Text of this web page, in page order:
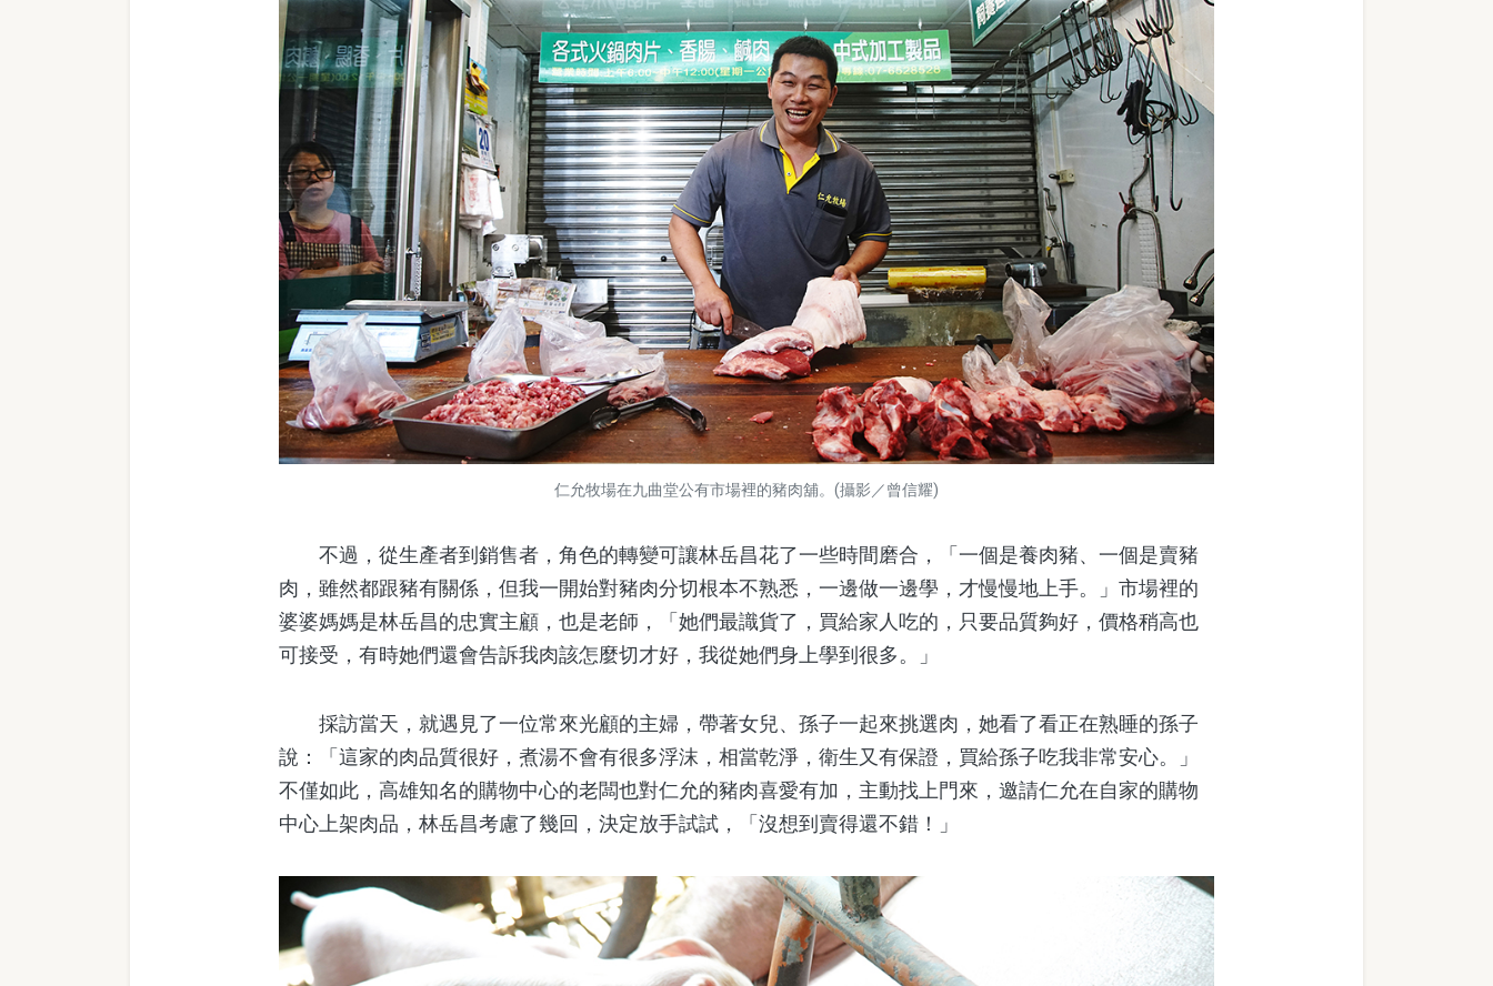
仁允牧場在九曲堂公有市場裡的豬肉舖。(攝影／曾信耀)
不過，從生產者到銷售者，角色的轉變可讓林岳昌花了一些時間磨合，「一個是養肉豬、一個是賣豬
肉，雖然都跟豬有關係，但我一開始對豬肉分切根本不熟悉，一邊做一邊學，才慢慢地上手。」市場裡的
婆婆媽媽是林岳昌的忠實主顧，也是老師，「她們最識貨了，買給家人吃的，只要品質夠好，價格稍高也
可接受，有時她們還會告訴我肉該怎麼切才好，我從她們身上學到很多。」
採訪當天，就遇見了一位常來光顧的主婦，帶著女兒、孫子一起來挑選肉，她看了看正在熟睡的孫子
說：「這家的肉品質很好，煮湯不會有很多浮沫，相當乾淨，衛生又有保證，買給孫子吃我非常安心。」
不僅如此，高雄知名的購物中心的老闆也對仁允的豬肉喜愛有加，主動找上門來，邀請仁允在自家的購物
中心上架肉品，林岳昌考慮了幾回，決定放手試試，「沒想到賣得還不錯！」